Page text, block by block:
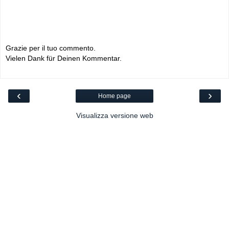
Grazie per il tuo commento.
Vielen Dank für Deinen Kommentar.
‹ ›
Home page
Visualizza versione web